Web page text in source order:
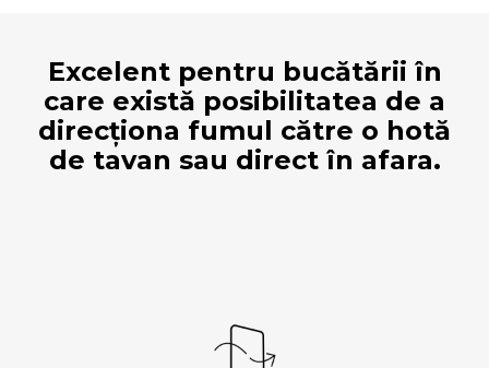
Excelent pentru bucătării în
care există posibilitatea de a
direcționa fumul către o hotă
de tavan sau direct în afara.